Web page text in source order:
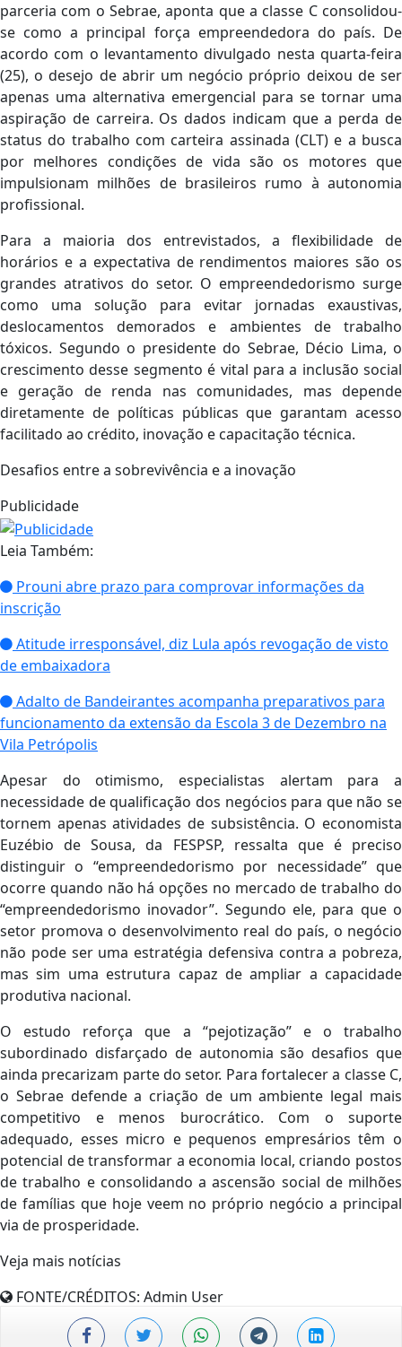
parceria com o Sebrae, aponta que a classe C consolidou-
se como a principal força empreendedora do país. De
acordo com o levantamento divulgado nesta quarta-feira
(25), o desejo de abrir um negócio próprio deixou de ser
apenas uma alternativa emergencial para se tornar uma
aspiração de carreira. Os dados indicam que a perda de
status do trabalho com carteira assinada (CLT) e a busca
por melhores condições de vida são os motores que
impulsionam milhões de brasileiros rumo à autonomia
profissional.
Para a maioria dos entrevistados, a flexibilidade de
horários e a expectativa de rendimentos maiores são os
grandes atrativos do setor. O empreendedorismo surge
como uma solução para evitar jornadas exaustivas,
deslocamentos demorados e ambientes de trabalho
tóxicos. Segundo o presidente do Sebrae, Décio Lima, o
crescimento desse segmento é vital para a inclusão social
e geração de renda nas comunidades, mas depende
diretamente de políticas públicas que garantam acesso
facilitado ao crédito, inovação e capacitação técnica.
Desafios entre a sobrevivência e a inovação
Publicidade
Leia Também:
Prouni abre prazo para comprovar informações da
inscrição
Atitude irresponsável, diz Lula após revogação de visto
de embaixadora
Adalto de Bandeirantes acompanha preparativos para
funcionamento da extensão da Escola 3 de Dezembro na
Vila Petrópolis
Apesar do otimismo, especialistas alertam para a
necessidade de qualificação dos negócios para que não se
tornem apenas atividades de subsistência. O economista
Euzébio de Sousa, da FESPSP, ressalta que é preciso
distinguir o “empreendedorismo por necessidade” que
ocorre quando não há opções no mercado de trabalho do
“empreendedorismo inovador”. Segundo ele, para que o
setor promova o desenvolvimento real do país, o negócio
não pode ser uma estratégia defensiva contra a pobreza,
mas sim uma estrutura capaz de ampliar a capacidade
produtiva nacional.
O estudo reforça que a “pejotização” e o trabalho
subordinado disfarçado de autonomia são desafios que
ainda precarizam parte do setor. Para fortalecer a classe C,
o Sebrae defende a criação de um ambiente legal mais
competitivo e menos burocrático. Com o suporte
adequado, esses micro e pequenos empresários têm o
potencial de transformar a economia local, criando postos
de trabalho e consolidando a ascensão social de milhões
de famílias que hoje veem no próprio negócio a principal
via de prosperidade.
Veja mais notícias
FONTE/CRÉDITOS: Admin User